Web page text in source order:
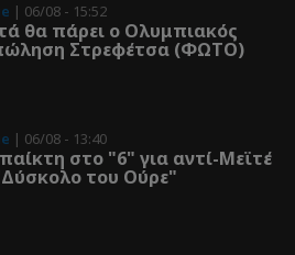
| 06/08 - 15:52
θα πάρει ο Ολυμπιακός
Στρεφέτσα (ΦΩΤΟ)
| 06/08 - 13:40
στο "6" για αντί-Μεϊτέ
του Ούρε"